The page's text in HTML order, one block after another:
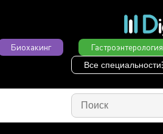
Биохакинг Гастроэнтерология
Все специальности